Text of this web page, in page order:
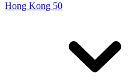
Hong Kong 50